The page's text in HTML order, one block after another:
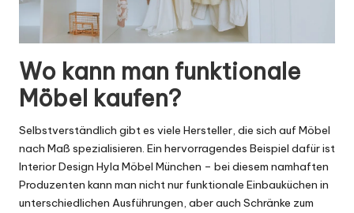
Wo kann man funktionale
Möbel kaufen?
Selbstverständlich gibt es viele Hersteller, die sich auf Möbel
nach Maß spezialisieren. Ein hervorragendes Beispiel dafür ist
Interior Design Hyla Möbel München – bei diesem namhaften
Produzenten kann man nicht nur funktionale Einbauküchen in
unterschiedlichen Ausführungen, aber auch Schränke zum